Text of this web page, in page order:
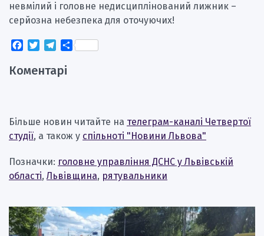
невмілий і головне недисциплінований лижник –
серйозна небезпека для оточуючих!
Facebook
TwitterTelegram
Поділитися
Коментарі
Більше новин читайте на телеграм-каналі Четвертої
студії, а також у спільноті "Новини Львова"
Позначки: головне управління ДСНС у Львівській
області, Львівщина, рятувальники